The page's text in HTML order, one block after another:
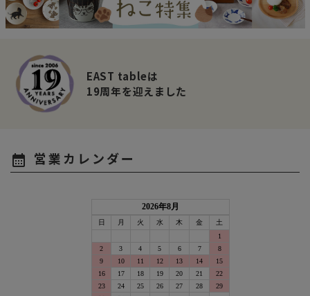
EAST tableは
19周年を迎えました
calendar_month 営業カレンダー